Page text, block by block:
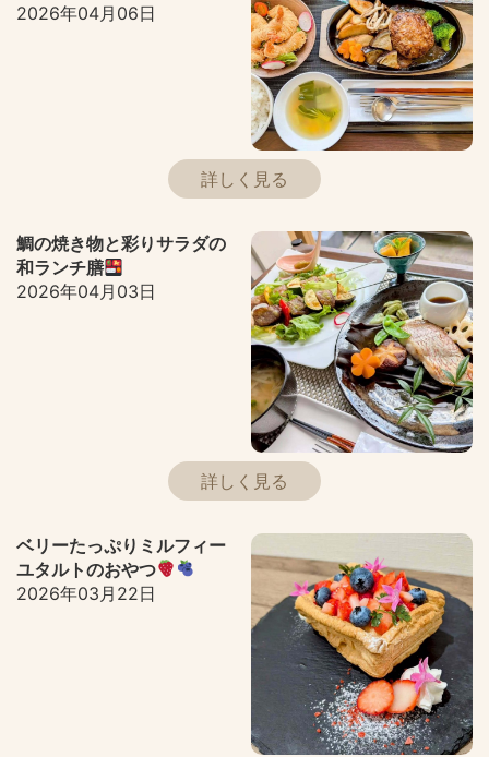
2026年04月06日
詳しく見る
鯛の焼き物と彩りサラダの
和ランチ膳
2026年04月03日
詳しく見る
ベリーたっぷりミルフィー
ユタルトのおやつ
2026年03月22日